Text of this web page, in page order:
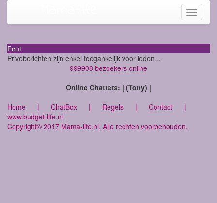
Toggle
Fout
Priveberichten zijn enkel toegankelijk voor leden...
999908 bezoekers online
Online Chatters: | (Tony) |
Home | ChatBox | Regels | Contact |
www.budget-life.nl
Copyright© 2017 Mama-life.nl, Alle rechten voorbehouden.